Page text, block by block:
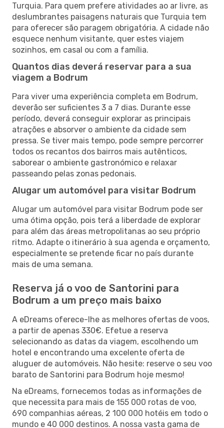
Turquia. Para quem prefere atividades ao ar livre, as
deslumbrantes paisagens naturais que Turquia tem
para oferecer são paragem obrigatória. A cidade não
esquece nenhum visitante, quer estes viajem
sozinhos, em casal ou com a família.
Quantos dias deverá reservar para a sua
viagem a Bodrum
Para viver uma experiência completa em Bodrum,
deverão ser suficientes 3 a 7 dias. Durante esse
período, deverá conseguir explorar as principais
atrações e absorver o ambiente da cidade sem
pressa. Se tiver mais tempo, pode sempre percorrer
todos os recantos dos bairros mais autênticos,
saborear o ambiente gastronómico e relaxar
passeando pelas zonas pedonais.
Alugar um automóvel para visitar Bodrum
Alugar um automóvel para visitar Bodrum pode ser
uma ótima opção, pois terá a liberdade de explorar
para além das áreas metropolitanas ao seu próprio
ritmo. Adapte o itinerário à sua agenda e orçamento,
especialmente se pretende ficar no país durante
mais de uma semana.
Reserva já o voo de Santorini para
Bodrum a um preço mais baixo
A eDreams oferece-lhe as melhores ofertas de voos,
a partir de apenas 330€. Efetue a reserva
selecionando as datas da viagem, escolhendo um
hotel e encontrando uma excelente oferta de
aluguer de automóveis. Não hesite: reserve o seu voo
barato de Santorini para Bodrum hoje mesmo!
Na eDreams, fornecemos todas as informações de
que necessita para mais de 155 000 rotas de voo,
690 companhias aéreas, 2 100 000 hotéis em todo o
mundo e 40 000 destinos. A nossa vasta gama de